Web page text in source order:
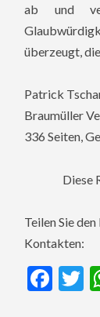
ab und
überzeugt,
Patrick
Braumüller
336 Seiten,
Diese
Teilen Sie
Kontakten: